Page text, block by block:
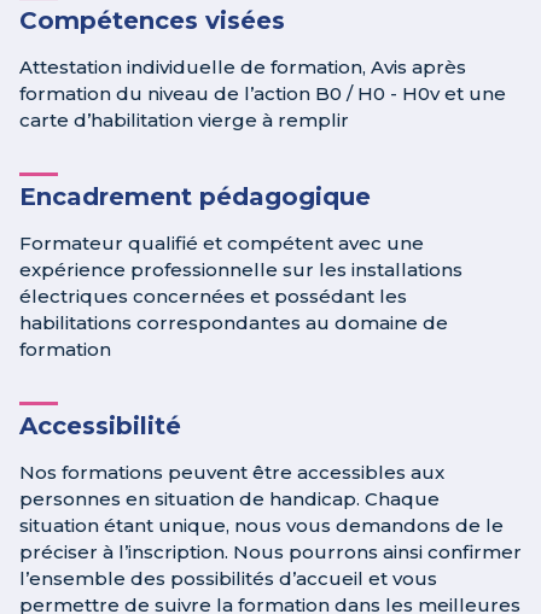
Compétences visées
Attestation individuelle de formation, Avis après
formation du niveau de l’action B0 / H0 - H0v et une
carte d’habilitation vierge à remplir
Encadrement pédagogique
Formateur qualifié et compétent avec une
expérience professionnelle sur les installations
électriques concernées et possédant les
habilitations correspondantes au domaine de
formation
Accessibilité
Nos formations peuvent être accessibles aux
personnes en situation de handicap. Chaque
situation étant unique, nous vous demandons de le
préciser à l’inscription. Nous pourrons ainsi confirmer
l’ensemble des possibilités d’accueil et vous
permettre de suivre la formation dans les meilleures